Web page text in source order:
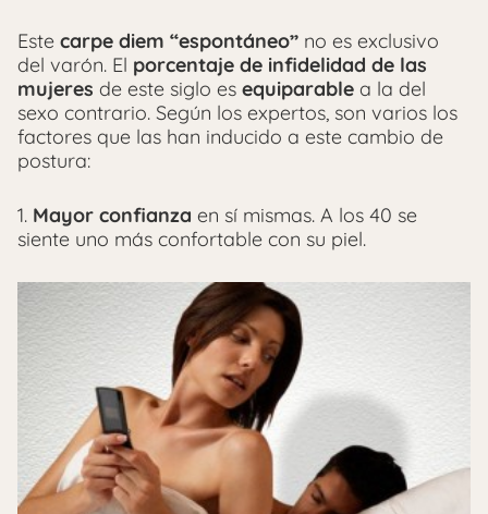
Este carpe diem “espontáneo” no es exclusivo
del varón. El porcentaje de infidelidad de las
mujeres de este siglo es equiparable a la del
sexo contrario. Según los expertos, son varios los
factores que las han inducido a este cambio de
postura:
1. Mayor confianza en sí mismas. A los 40 se
siente uno más confortable con su piel.